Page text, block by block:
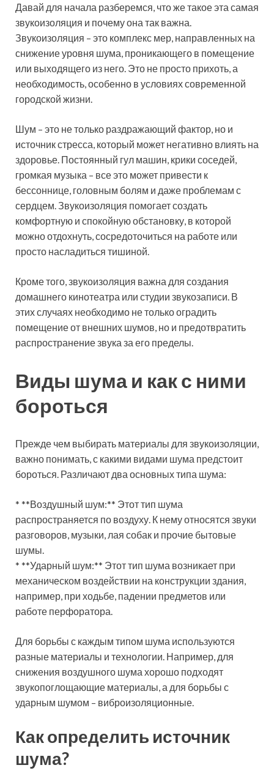
Давай для начала разберемся, что же такое эта самая
звукоизоляция и почему она так важна.
Звукоизоляция – это комплекс мер, направленных на
снижение уровня шума, проникающего в помещение
или выходящего из него. Это не просто прихоть, а
необходимость, особенно в условиях современной
городской жизни.
Шум – это не только раздражающий фактор, но и
источник стресса, который может негативно влиять на
здоровье. Постоянный гул машин, крики соседей,
громкая музыка – все это может привести к
бессоннице, головным болям и даже проблемам с
сердцем. Звукоизоляция помогает создать
комфортную и спокойную обстановку, в которой
можно отдохнуть, сосредоточиться на работе или
просто насладиться тишиной.
Кроме того, звукоизоляция важна для создания
домашнего кинотеатра или студии звукозаписи. В
этих случаях необходимо не только оградить
помещение от внешних шумов, но и предотвратить
распространение звука за его пределы.
Виды шума и как с ними
бороться
Прежде чем выбирать материалы для звукоизоляции,
важно понимать, с какими видами шума предстоит
бороться. Различают два основных типа шума:
* **Воздушный шум:** Этот тип шума
распространяется по воздуху. К нему относятся звуки
разговоров, музыки, лая собак и прочие бытовые
шумы.
* **Ударный шум:** Этот тип шума возникает при
механическом воздействии на конструкции здания,
например, при ходьбе, падении предметов или
работе перфоратора.
Для борьбы с каждым типом шума используются
разные материалы и технологии. Например, для
снижения воздушного шума хорошо подходят
звукопоглощающие материалы, а для борьбы с
ударным шумом – виброизоляционные.
Как определить источник
шума?